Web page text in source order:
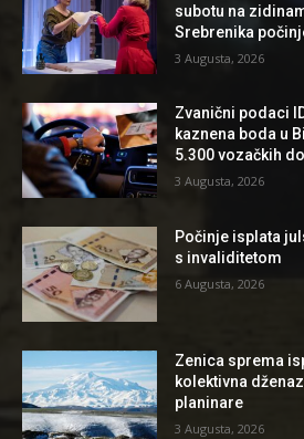
subotu na
Srebrenika
3 Augusta, 2026
Zvanični podaci
kaznena boda u
5.300 vozačkih
3 Augusta, 2026
Počinje isplata
s invaliditetom
6 Augusta, 2026
Zenica sprema
kolektivna
planinare
3 Augusta, 2026